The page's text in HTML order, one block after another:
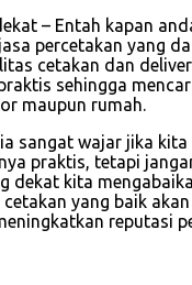
– Entah kapan
percetakan yang
cetakan dan
sehingga
maupun rumah.
sangat wajar jika
praktis, tetapi
dekat kita
yang baik
reputasi